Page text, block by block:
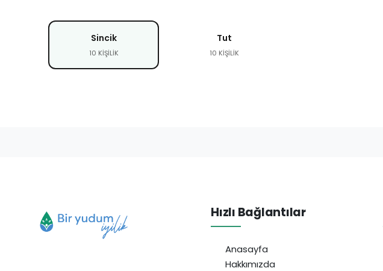
Sincik
10 KİŞİLİK
Tut
10 KİŞİLİK
Hızlı Bağlantılar
Anasayfa
Hakkımızda